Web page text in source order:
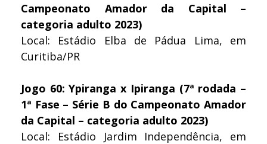
Campeonato Amador da Capital –
categoria adulto 2023)
Local: Estádio Elba de Pádua Lima, em
Curitiba/PR
Jogo 60: Ypiranga x Ipiranga (7ª rodada –
1ª Fase – Série B do Campeonato Amador
da Capital – categoria adulto 2023)
Local: Estádio Jardim Independência, em